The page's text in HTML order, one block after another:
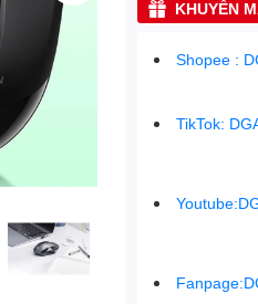
KHUYẾN
Shopee :
TikTok: